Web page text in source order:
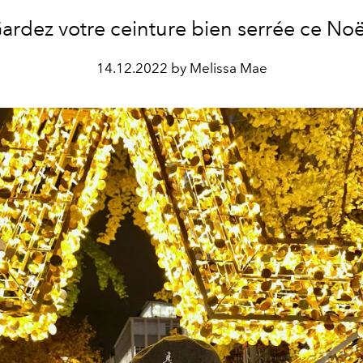
votre ceinture bien serrée ce
14.12.2022 by Melissa Mae